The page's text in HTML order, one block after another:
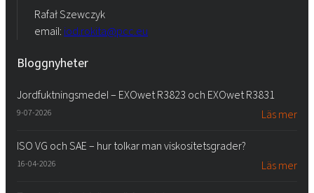
Rafał Szewczyk
email: iod.rokita@pcc.eu
Bloggnyheter
Jordfuktningsmedel – EXOwet R3823 och EXOwet R3831
9-07-2026 Läs mer
ISO VG och SAE – hur tolkar man viskositetsgrader?
16-04-2026 Läs mer